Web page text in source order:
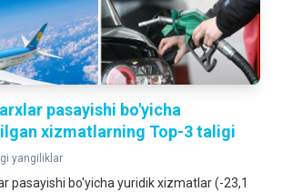
pasayishi bo'yicha
xizmatlarning Top-3 taligi
yangiliklar
pasayishi bo'yicha yuridik xizmatlar (-23,1